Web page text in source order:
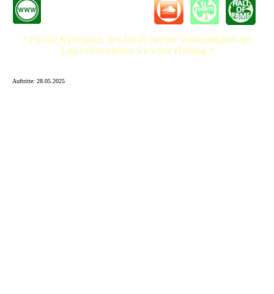
* Für die Richtigkeit, den Inhalt und die Vollständigkeit der
Links übernehmen wir keine Haftung *
Auftritte: 28.05.2025